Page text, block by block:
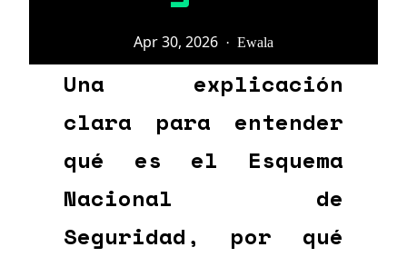
Apr 30, 2026 · Ewala
Una explicación
clara para entender
qué es el Esquema
Nacional de
Seguridad, por qué